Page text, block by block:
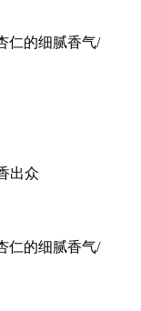
仁的细腻香气/
出众
仁的细腻香气/